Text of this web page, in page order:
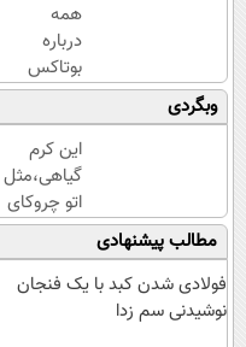
همه
درباره
بوتاکس
حرف
میزنن؛ اما
کمتر
کسی این
راه رو
میشناسه.
وبگردی
این کرم
گیاهی،مثل
اتو چروکای
پوستتوصاف
میکنه!50%تخفیف
مطالب پیشنهادی
فولادی شدن کبد با یک فنجان
نوشیدنی سم زدا